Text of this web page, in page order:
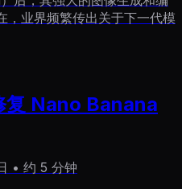
，业界频繁传出关于下一代模
复 Nano Banana
• 约 5 分钟